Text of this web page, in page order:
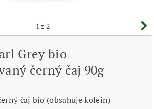
1 z 2
Grey bio
černý čaj 90g
čaj bio (obsahuje kofein)